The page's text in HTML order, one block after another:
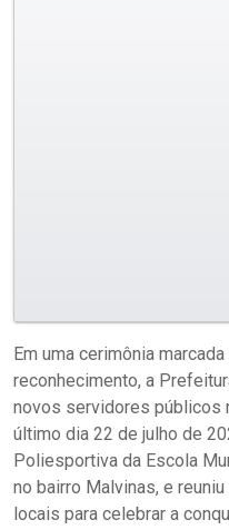
Em uma cerimônia
reconhecimento, a
novos servidores públicos
último dia 22 de julho de
Poliesportiva da Escola
no bairro Malvinas, e
locais para celebrar a